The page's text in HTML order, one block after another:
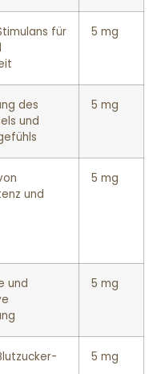
für
5 mg
des
und
5 mg
und
5 mg
und
5 mg
5 mg